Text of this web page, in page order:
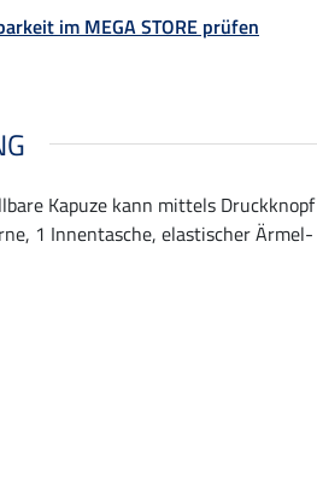
im MEGA STORE prüfen
Kapuze kann mittels
1 Innentasche, elastischer